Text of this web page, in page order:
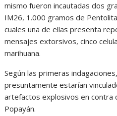
mismo fueron incautadas dos
IM26, 1.000 gramos de
cuales una de ellas presenta
mensajes extorsivos, cinco
marihuana.
Según las primeras
presuntamente estarían
artefactos explosivos en contra
Popayán.